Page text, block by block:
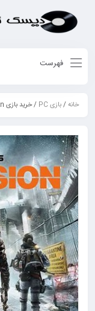
فهرست
خانه/بازی PC / خرید بازی Tom Clancys The Division برای کامپیوتر